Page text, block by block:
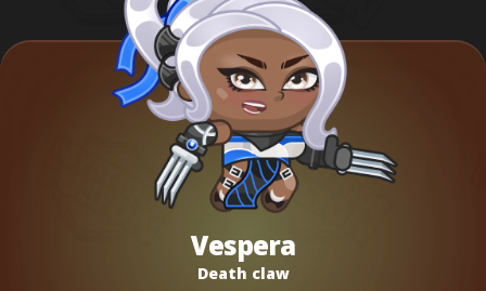
Vespera
Death claw